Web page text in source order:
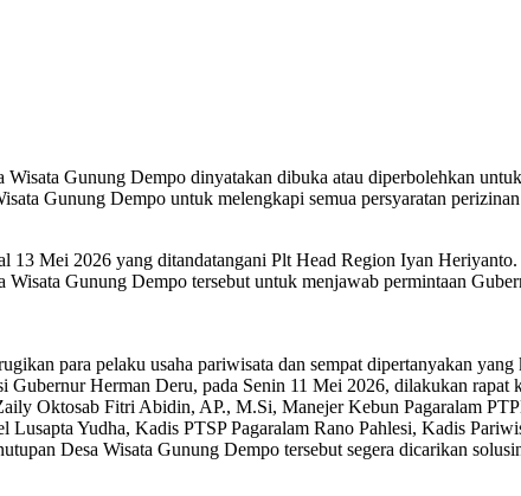
Gunung Dempo dinyatakan dibuka atau diperbolehkan
Gunung Dempo untuk melengkapi semua persyaratan
Mei 2026 yang ditandatangani Plt Head Region Iyan Heriyanto.
Gunung Dempo tersebut untuk menjawab permintaan
para pelaku usaha pariwisata dan sempat dipertanyakan yang
Herman Deru, pada Senin 11 Mei 2026, dilakukan rapat
Oktosab Fitri Abidin, AP., M.Si, Manejer Kebun Pagaralam
Yudha, Kadis PTSP Pagaralam Rano Pahlesi, Kadis
Desa Wisata Gunung Dempo tersebut segera dicarikan